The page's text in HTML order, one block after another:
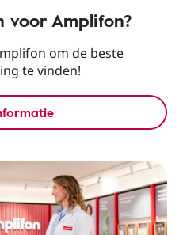
voor Amplifon?
om de beste
te vinden!